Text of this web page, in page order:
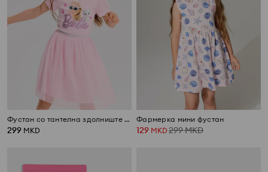
Фустан со тантелна здолниште Barbie
299 MKD
Фармерка мини фустан
129 MKD 299MKD